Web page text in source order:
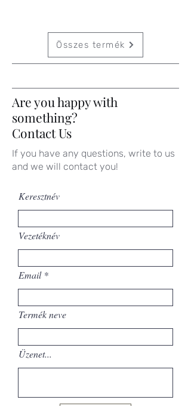
Összes termék
Are you happy with
something?
Contact Us
If you have any questions, write to us
and we will contact you!
Keresztnév
Vezetéknév
Email
Termék neve
Üzenet...